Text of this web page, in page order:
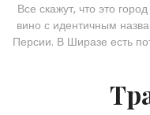
Все скажут, что это
вино с идентичным
Персии. В Ширазе есть